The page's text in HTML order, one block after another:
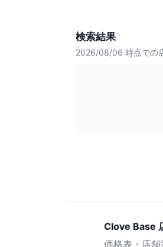
検索結果
2026/08/06 時点での
Clove Base
価格表・店舗